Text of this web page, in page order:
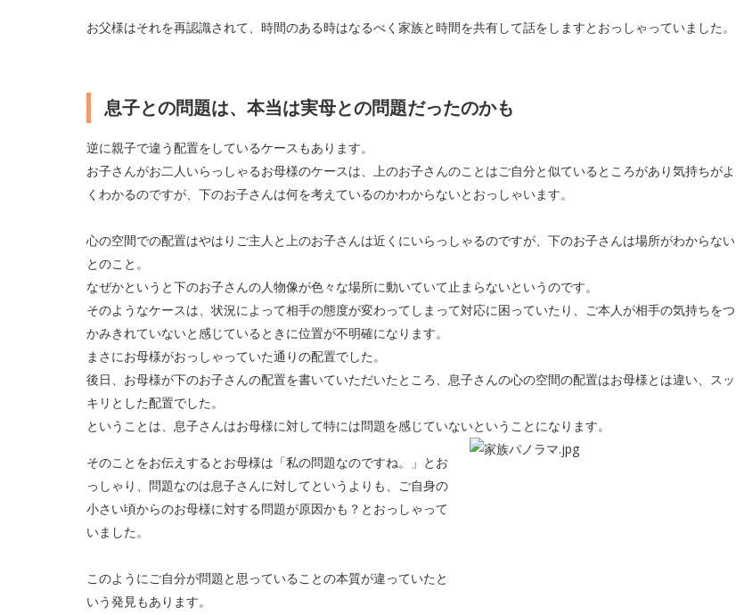
お父様はそれを再認識されて、時間のある時はなるべく家族と時間を共有して話をしますとおっしゃっていました。
息子との問題は、本当は実母との問題だったのかも
逆に親子で違う配置をしているケースもあります。
お子さんがお二人いらっしゃるお母様のケースは、上のお子さんのことはご自分と似ているところがあり気持ちがよ
くわかるのですが、下のお子さんは何を考えているのかわからないとおっしゃいます。
心の空間での配置はやはりご主人と上のお子さんは近くにいらっしゃるのですが、下のお子さんは場所がわからない
とのこと。
なぜかというと下のお子さんの人物像が色々な場所に動いていて止まらないというのです。
そのようなケースは、状況によって相手の態度が変わってしまって対応に困っていたり、ご本人が相手の気持ちをつ
かみきれていないと感じているときに位置が不明確になります。
まさにお母様がおっしゃっていた通りの配置でした。
後日、お母様が下のお子さんの配置を書いていただいたところ、息子さんの心の空間の配置はお母様とは違い、スッ
キリとした配置でした。
ということは、息子さんはお母様に対して特には問題を感じていないということになります。
そのことをお伝えするとお母様は「私の問題なのですね。」とお
っしゃり、問題なのは息子さんに対してというよりも、ご自身の
小さい頃からのお母様に対する問題が原因かも？とおっしゃって
いました。
このようにご自分が問題と思っていることの本質が違っていたと
いう発見もあります。